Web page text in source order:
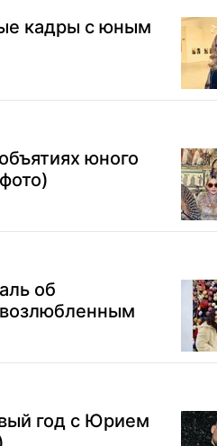
кадры с юным
юного
об
год с Юрием